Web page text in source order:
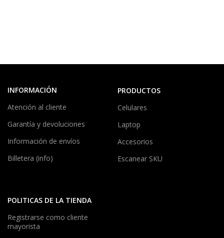
INFORMACIÓN
Atención al cliente
Garantía y devoluciones
Información de envíos
Billetera (info)
PRODUCTOS
Celulares
Laptop
Accesorios
Escanear SKU
POLITICAS DE LA TIENDA
Registrarse como cliente
mayorista